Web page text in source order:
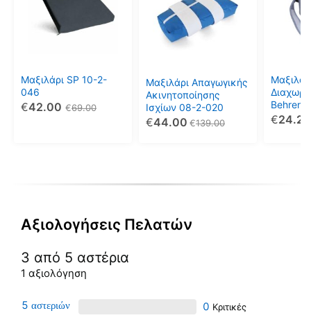
Μαξιλάρι SP 10-2-
046
69.00
€
42.00
€
πολλαπλές
παραλλαγές.
μπορούν
να
επιλεγούν
Μαξιλάρι Απαγωγικής
Ακινητοποίησης
Ισχίων 08-2-020
139.00
€
44.00
€ 24.20
€
Αξιολογήσεις Πελατών
3 από 5 αστέρια
1 αξιολόγηση
5
0